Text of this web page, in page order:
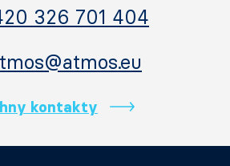
326 701 404
kontakty